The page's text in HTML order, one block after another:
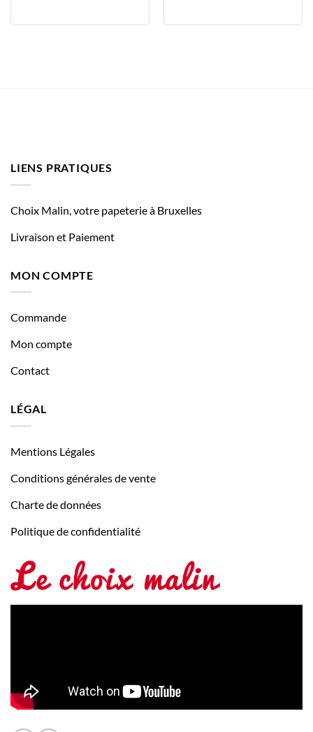
LIENS PRATIQUES
Choix Malin, votre papeterie à Bruxelles
Livraison et Paiement
MON COMPTE
Commande
Mon compte
Contact
LÉGAL
Mentions Légales
Conditions générales de vente
Charte de données
Politique de confidentialité